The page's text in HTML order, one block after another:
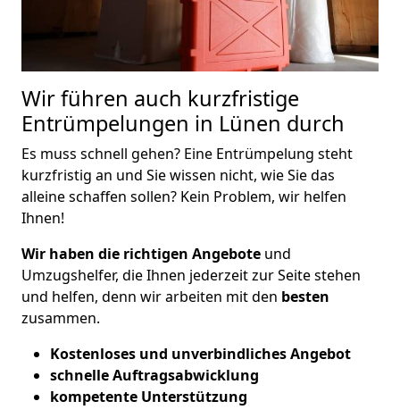
Wir führen auch kurzfristige
Entrümpelungen in Lünen durch
Es muss schnell gehen? Eine Entrümpelung steht
kurzfristig an und Sie wissen nicht, wie Sie das
alleine schaffen sollen? Kein Problem, wir helfen
Ihnen!
Wir haben die richtigen Angebote und
Umzugshelfer, die Ihnen jederzeit zur Seite stehen
und helfen, denn wir arbeiten mit den besten
zusammen.
Kostenloses und unverbindliches Angebot
schnelle Auftragsabwicklung
kompetente Unterstützung